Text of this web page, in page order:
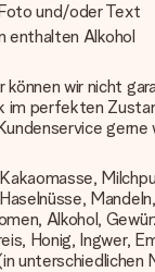
und/oder Text
enthalten Alkohol
wir nicht
im perfekten
gerne
Alkohol,
Honig, Ingwer,
unterschiedlichen